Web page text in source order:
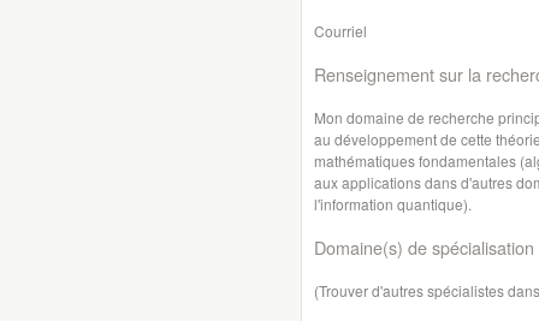
Courriel
Renseignement sur la
Mon domaine de recherche
au développement de cette
mathématiques fondamentales
aux applications dans d'autres
l'information quantique).
Domaine(s) de spécialisation
(Trouver d'autres spécialistes